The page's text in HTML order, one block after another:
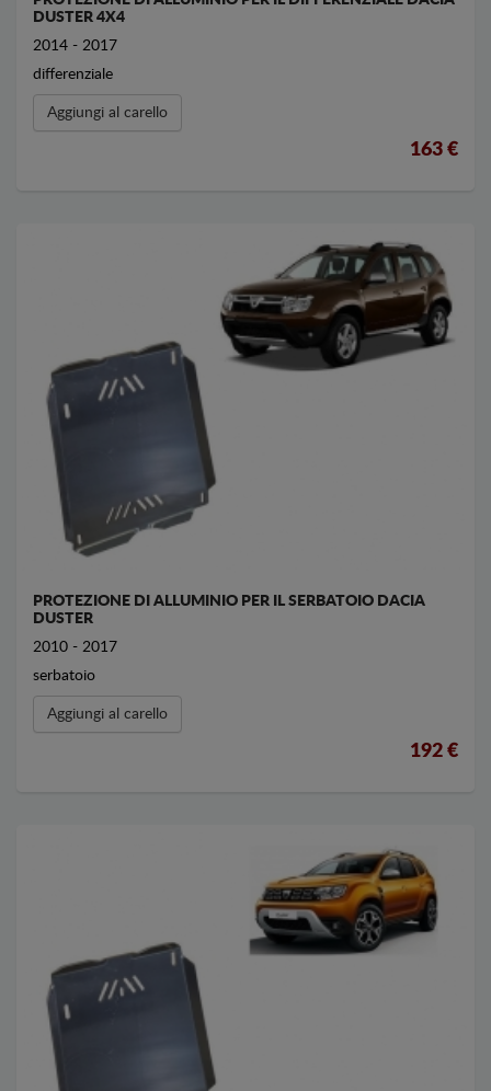
DUSTER 4X4
2014 - 2017
differenziale
Aggiungi al carello
163 €
PROTEZIONE DI ALLUMINIO PER IL SERBATOIO DACIA
DUSTER
2010 - 2017
serbatoio
Aggiungi al carello
192 €